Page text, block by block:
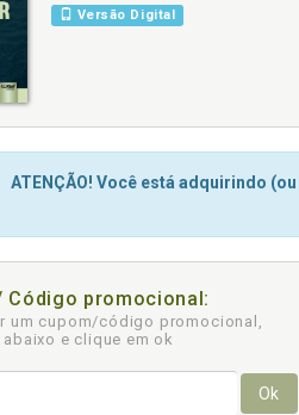
Versão Digital
ATENÇÃO! Você está adquirindo
Código promocional:
um cupom/código promocional,
e clique em ok
Ok